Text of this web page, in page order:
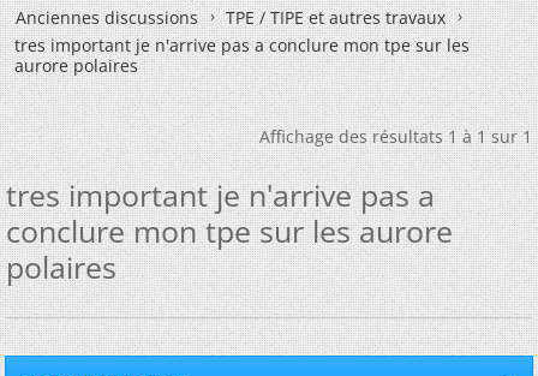
Anciennes discussions
TPE / TIPE et autres travaux
tres important je n'arrive pas a conclure mon tpe sur les
aurore polaires
Affichage des résultats 1 à 1 sur 1
tres important je n'arrive pas a
conclure mon tpe sur les aurore
polaires